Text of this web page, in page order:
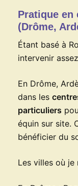
Pratique en
(Drôme,
Étant basé à
intervenir
En Drôme,
dans les
particuliers
équin sur site.
bénéficier du
Les villes où